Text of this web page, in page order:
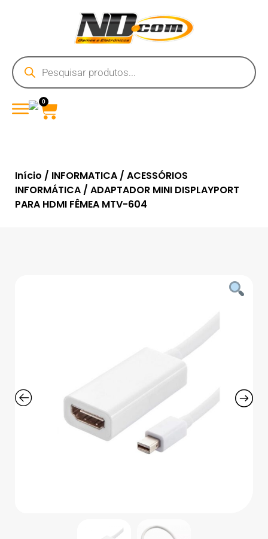
0
Início / INFORMATICA / ACESSÓRIOS
INFORMÁTICA / ADAPTADOR MINI DISPLAYPORT
PARA HDMI FÊMEA MTV-604